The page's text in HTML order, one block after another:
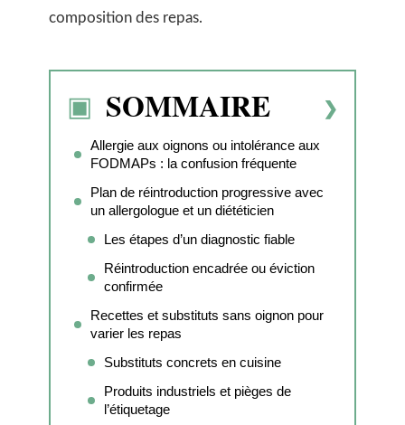
composition des repas.
SOMMAIRE
Allergie aux oignons ou intolérance aux
FODMAPs : la confusion fréquente
Plan de réintroduction progressive avec
un allergologue et un diététicien
Les étapes d’un diagnostic fiable
Réintroduction encadrée ou éviction
confirmée
Recettes et substituts sans oignon pour
varier les repas
Substituts concrets en cuisine
Produits industriels et pièges de
l’étiquetage